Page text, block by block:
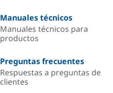
Manuales técnicos
Manuales técnicos para
productos
Preguntas frecuentes
Respuestas a preguntas de
clientes